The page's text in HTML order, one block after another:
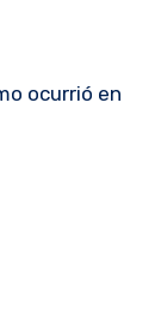
ocurrió en